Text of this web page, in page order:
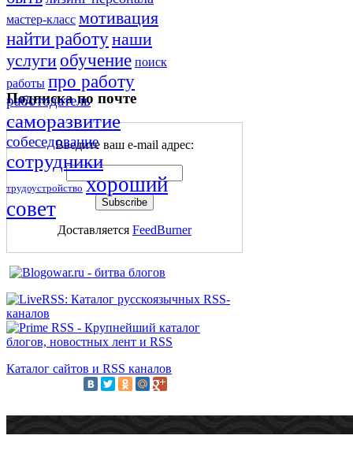
мастер-класс мотивация
найти работунаши
услугиобучение поиск
работы про работу
работодатель
саморазвитие
собеседование
сотрудники
трудоустройство хороший
совет
Подписка по почте
Введите ваш e-mail адрес:
Доставляется FeedBurner
Каталог сайтов и RSS каналов